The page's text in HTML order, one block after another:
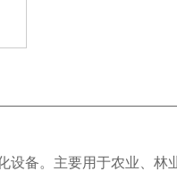
备。主要用于农业、林